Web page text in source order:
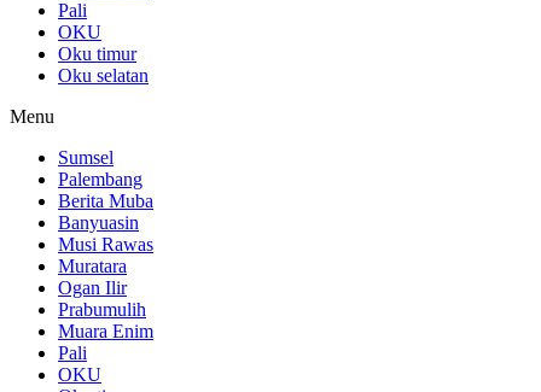
Pali
OKU
Oku timur
Oku selatan
Menu
Sumsel
Palembang
Berita Muba
Banyuasin
Musi Rawas
Muratara
Ogan Ilir
Prabumulih
Muara Enim
Pali
OKU